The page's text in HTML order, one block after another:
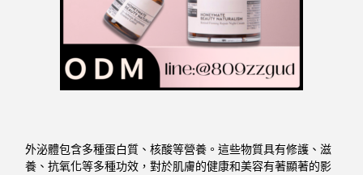
外泌體包含多種蛋白質、核酸等營養。這些物質具有修護、滋
養、抗氧化等多種功效，對於肌膚的健康和美容有著顯著的影